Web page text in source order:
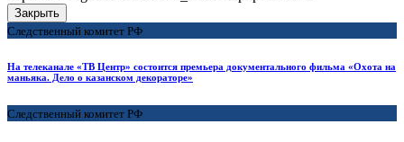
Закрыть
Следственный комитет РФ
На телеканале «ТВ Центр» состоится премьера документального фильма «Охота на
маньяка. Дело о казанском декораторе»
Следственный комитет РФ